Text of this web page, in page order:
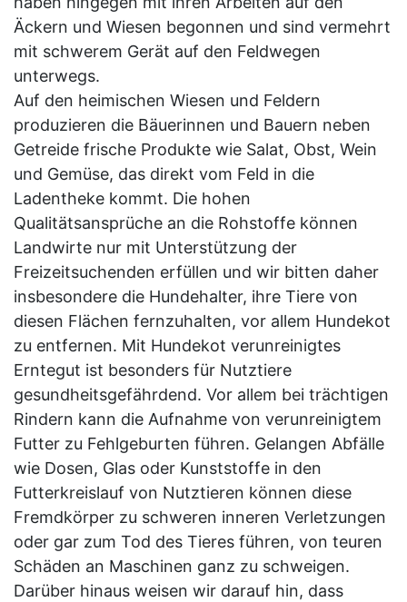
Äckern und Wiesen begonnen und sind vermehrt
mit schwerem Gerät auf den Feldwegen
unterwegs.
Auf den heimischen Wiesen und Feldern
produzieren die Bäuerinnen und Bauern neben
Getreide frische Produkte wie Salat, Obst, Wein
und Gemüse, das direkt vom Feld in die
Ladentheke kommt. Die hohen
Qualitätsansprüche an die Rohstoffe können
Landwirte nur mit Unterstützung der
Freizeitsuchenden erfüllen und wir bitten daher
insbesondere die Hundehalter, ihre Tiere von
diesen Flächen fernzuhalten, vor allem Hundekot
zu entfernen. Mit Hundekot verunreinigtes
Erntegut ist besonders für Nutztiere
gesundheitsgefährdend. Vor allem bei trächtigen
Rindern kann die Aufnahme von verunreinigtem
Futter zu Fehlgeburten führen. Gelangen Abfälle
wie Dosen, Glas oder Kunststoffe in den
Futterkreislauf von Nutztieren können diese
Fremdkörper zu schweren inneren Verletzungen
oder gar zum Tod des Tieres führen, von teuren
Schäden an Maschinen ganz zu schweigen.
Darüber hinaus weisen wir darauf hin, dass